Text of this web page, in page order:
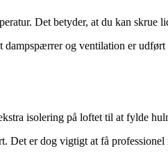
Det betyder, at du kan skrue
og ventilation er
isolering på loftet til at fylde
Det er dog vigtigt at få